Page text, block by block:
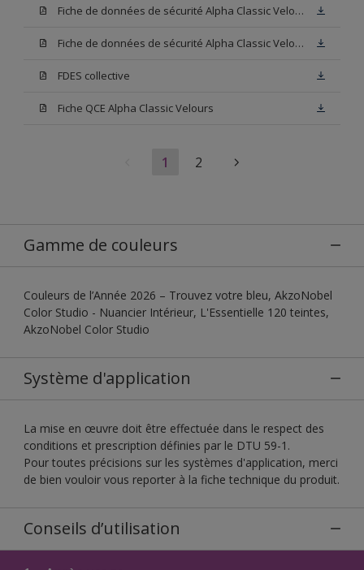
Fiche de données de sécurité Alpha Classic Velours Base N00
Fiche de données de sécurité Alpha Classic Velours Blanc
FDES collective
Fiche QCE Alpha Classic Velours
1 2
Gamme de couleurs
Couleurs de l’Année 2026 – Trouvez votre bleu, AkzoNobel
Color Studio - Nuancier Intérieur, L'Essentielle 120 teintes,
AkzoNobel Color Studio
Système d'application
La mise en œuvre doit être effectuée dans le respect des
conditions et prescription définies par le DTU 59-1.
Pour toutes précisions sur les systèmes d'application, merci
de bien vouloir vous reporter à la fiche technique du produit.
Conseils d’utilisation